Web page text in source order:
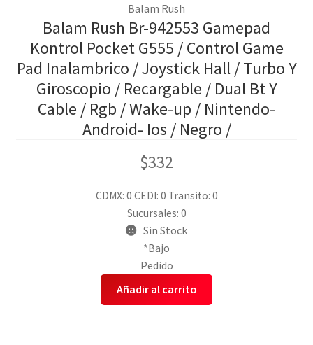
Balam Rush
Balam Rush Br-942553 Gamepad
Kontrol Pocket G555 / Control Game
Pad Inalambrico / Joystick Hall / Turbo Y
Giroscopio / Recargable / Dual Bt Y
Cable / Rgb / Wake-up / Nintendo-
Android- Ios / Negro /
$332
CDMX: 0 CEDI: 0 Transito: 0
Sucursales: 0
Sin Stock
*Bajo
Pedido
Añadir al carrito